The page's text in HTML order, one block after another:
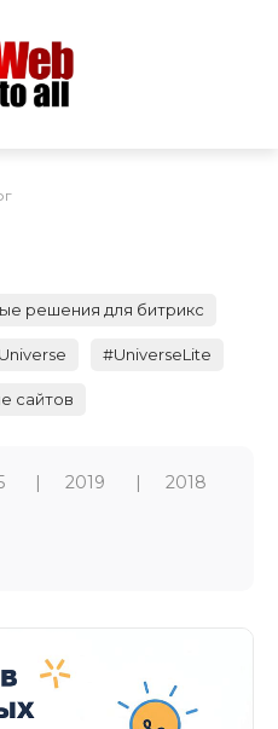
решения для битрикс
#UniverseLite
сайтов
2019 2018